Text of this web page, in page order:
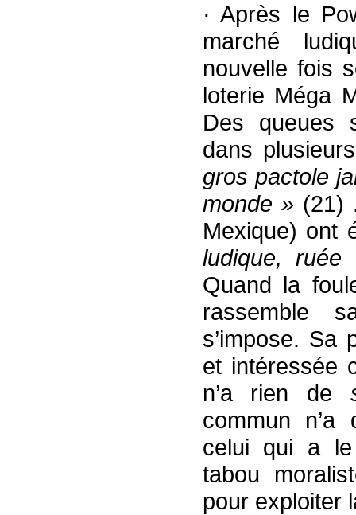
· Après le
marché
nouvelle fois
loterie Méga
Des queues
dans
gros pactole
monde » (21)
Mexique) ont
ludique,
Quand la
rassemble
s’impose. Sa
et intéressée
n’a rien de
commun
celui qui a le
tabou
pour exploiter